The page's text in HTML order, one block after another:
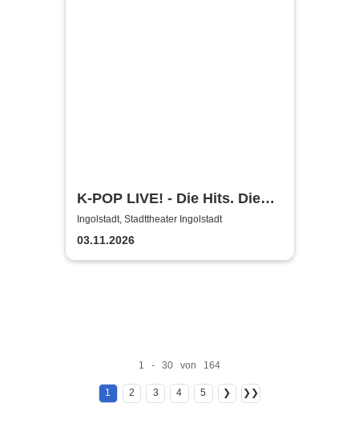
K-POP LIVE! - Die Hits. Die
Moves. Die Show.
Ingolstadt, Stadttheater Ingolstadt
03.11.2026
1 - 30 von 164
1 2 3 4 5 ❯ ❯❯